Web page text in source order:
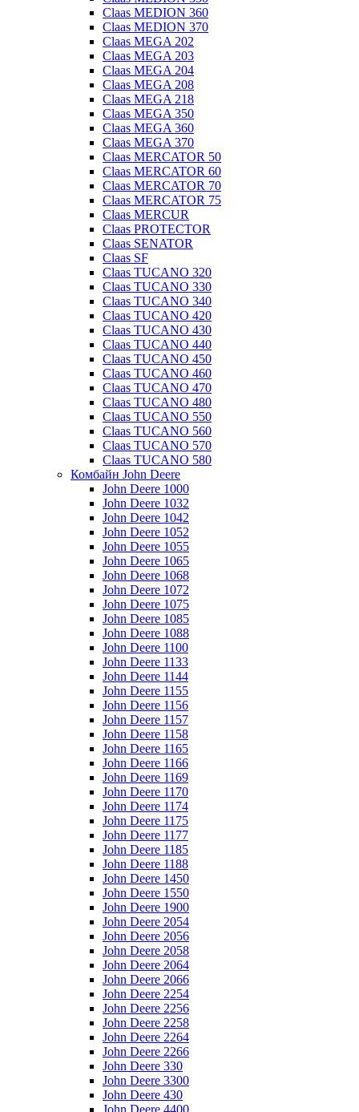
Claas MEDION 360
Claas MEDION 370
Claas MEGA 202
Claas MEGA 203
Claas MEGA 204
Claas MEGA 208
Claas MEGA 218
Claas MEGA 350
Claas MEGA 360
Claas MEGA 370
Claas MERCATOR 50
Claas MERCATOR 60
Claas MERCATOR 70
Claas MERCATOR 75
Claas MERCUR
Claas PROTECTOR
Claas SENATOR
Claas SF
Claas TUCANO 320
Claas TUCANO 330
Claas TUCANO 340
Claas TUCANO 420
Claas TUCANO 430
Claas TUCANO 440
Claas TUCANO 450
Claas TUCANO 460
Claas TUCANO 470
Claas TUCANO 480
Claas TUCANO 550
Claas TUCANO 560
Claas TUCANO 570
Claas TUCANO 580
Комбайн John Deere
John Deere 1000
John Deere 1032
John Deere 1042
John Deere 1052
John Deere 1055
John Deere 1065
John Deere 1068
John Deere 1072
John Deere 1075
John Deere 1085
John Deere 1088
John Deere 1100
John Deere 1133
John Deere 1144
John Deere 1155
John Deere 1156
John Deere 1157
John Deere 1158
John Deere 1165
John Deere 1166
John Deere 1169
John Deere 1170
John Deere 1174
John Deere 1175
John Deere 1177
John Deere 1185
John Deere 1188
John Deere 1450
John Deere 1550
John Deere 1900
John Deere 2054
John Deere 2056
John Deere 2058
John Deere 2064
John Deere 2066
John Deere 2254
John Deere 2256
John Deere 2258
John Deere 2264
John Deere 2266
John Deere 330
John Deere 3300
John Deere 430
John Deere 4400